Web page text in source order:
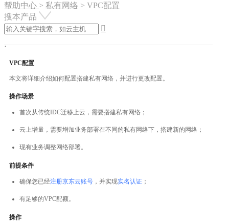
帮助中心 > 私有网络 > VPC配置
搜本产品

VPC配置
本文将详细介绍如何配置搭建私有网络，并进行更改配置。
操作场景
首次从传统IDC迁移上云，需要搭建私有网络；
云上增量，需要增加业务部署在不同的私有网络下，搭建新的网络；
现有业务调整网络部署。
前提条件
确保您已经注册京东云账号 ，并实现实名认证 ；
有足够的VPC配额。
操作